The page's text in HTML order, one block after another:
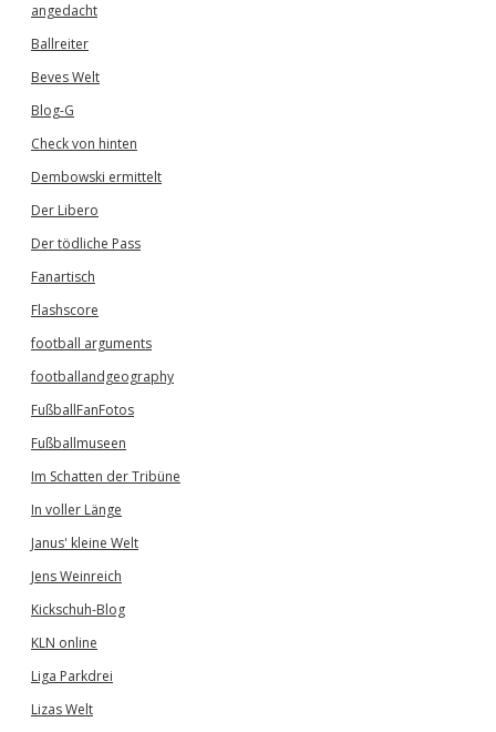
angedacht
Ballreiter
Beves Welt
Blog-G
Check von hinten
Dembowski ermittelt
Der Libero
Der tödliche Pass
Fanartisch
Flashscore
football arguments
footballandgeography
FußballFanFotos
Fußballmuseen
Im Schatten der Tribüne
In voller Länge
Janus' kleine Welt
Jens Weinreich
Kickschuh-Blog
KLN online
Liga Parkdrei
Lizas Welt